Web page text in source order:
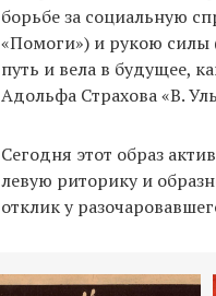
борьбе за социальную
«Помоги») и рукою силы
путь и вела в будущее,
Адольфа Страхова «В.
Сегодня этот образ
левую риторику и
отклик у